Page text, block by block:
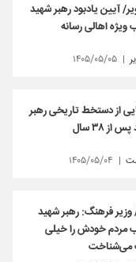
آیین یادبود رهبر شهید
ویژه اهالی رسانه
۱۴۰۵/۰۵/۰۵
از دستخط تاریخی رهبر
از ۳۸ سال
۱۴۰۵/۰۵/۰۴
وزیر فرهنگ: رهبر شهید
مردم خودش را خیلی
می‌شناخت